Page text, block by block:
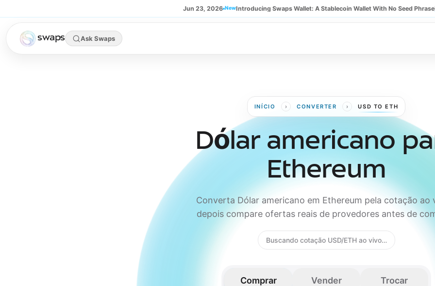
Jun 23, 2026 NewIntroducing Swaps Wallet: A Stablecoin Wallet With No Seed Phrase
swaps Ask Swaps
INÍCIO › CONVERTER › USD TO ETH
Dólar americano
Ethereum
Converta Dólar americano em Ethereum pela cotação ao
depois compare ofertas reais de provedores antes de
Buscando cotação USD/ETH ao vivo…
Comprar Vender Trocar